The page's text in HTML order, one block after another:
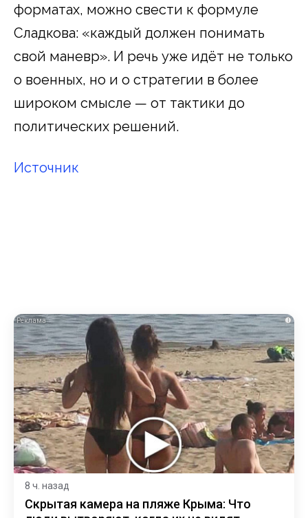
форматах, можно свести к формуле
Сладкова: «каждый должен понимать
свой маневр». И речь уже идёт не только
о военных, но и о стратегии в более
широком смысле — от тактики до
политических решений.
Источник
i
8 ч. назад
Скрытая камера на пляже Крыма: Что